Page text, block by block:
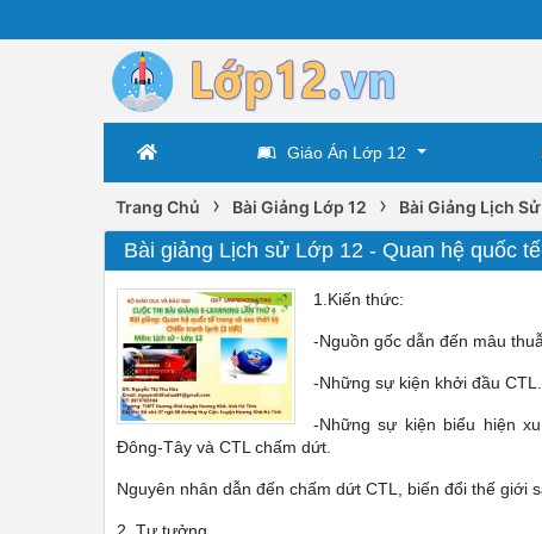
Giáo Án Lớp 12
Trang Chủ › Bài Giảng Lớp 12 › Bài Giảng Lịch Sử
Bài giảng Lịch sử Lớp 12 - Quan hệ quốc
1.Kiến thức:
-Nguồn gốc dẫn đến mâu
-Những sự kiện khởi đầu CTL.
-Những sự kiện biểu hiện
Đông-Tây và CTL chấm dứt.
Nguyên nhân dẫn đến chấm dứt CTL, biến đổi thế giới